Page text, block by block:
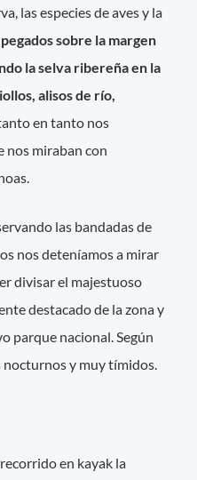
las especies de aves y la
sobre la margen
la selva ribereña en la
alisos de río,
en tanto nos
nos miraban con
las bandadas de
nos deteníamos a mirar
divisar el majestuoso
destacado de la zona y
parque nacional. Según
nocturnos y muy tímidos.
en kayak la